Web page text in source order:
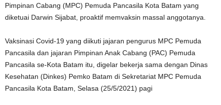
Pimpinan Cabang (MPC) Pemuda Pancasila Kota Batam yang
diketuai Darwin Sijabat, proaktif memvaksin massal anggotanya.
Vaksinasi Covid-19 yang diikuti jajaran pengurus MPC Pemuda
Pancasila dan jajaran Pimpinan Anak Cabang (PAC) Pemuda
Pancasila se-Kota Batam itu, digelar bekerja sama dengan Dinas
Kesehatan (Dinkes) Pemko Batam di Sekretariat MPC Pemuda
Pancasila Kota Batam, Selasa (25/5/2021) pagi